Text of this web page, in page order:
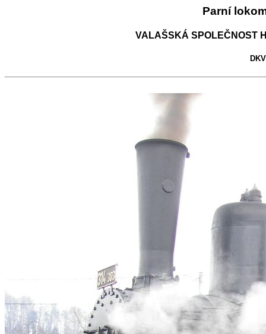
Parní
VALAŠSKÁ SPOLEČNOST